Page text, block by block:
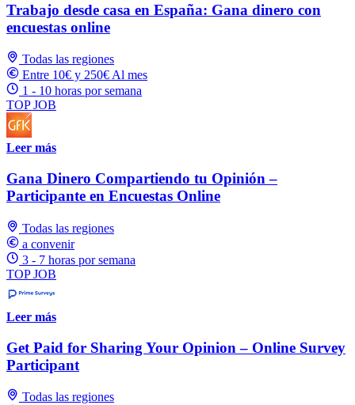
Trabajo desde casa en España: Gana dinero con
encuestas online
Todas las regiones
Entre 10€ y 250€ Al mes
1 - 10 horas por semana
TOP JOB
Leer más
Gana Dinero Compartiendo tu Opinión –
Participante en Encuestas Online
Todas las regiones
a convenir
3 - 7 horas por semana
TOP JOB
Leer más
Get Paid for Sharing Your Opinion – Online Survey
Participant
Todas las regiones